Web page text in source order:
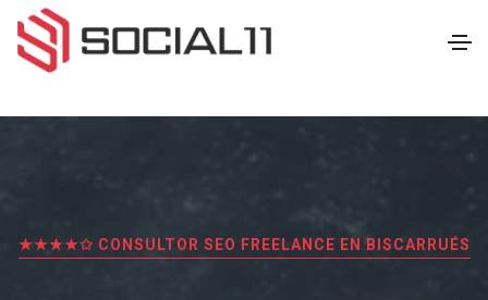
★★★★✩ CONSULTOR SEO FREELANCE EN BISCARRUÉS